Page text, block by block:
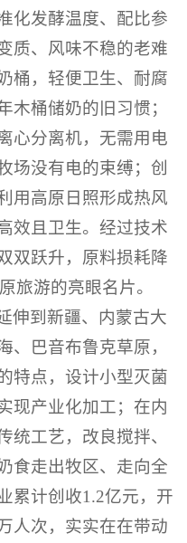
化发酵温度、配比参
质、风味不稳的老难
桶，轻便卫生、耐腐
木桶储奶的旧习惯；
心分离机，无需用电
场没有电的束缚；创
用高原日照形成热风
效且卫生。经过技术
双跃升，原料损耗降
旅游的亮眼名片。
伸到新疆、内蒙古大
、巴音布鲁克草原，
特点，设计小型灭菌
现产业化加工；在内
统工艺，改良搅拌、
食走出牧区、走向全
累计创收1.2亿元，开
人次，实实在在带动